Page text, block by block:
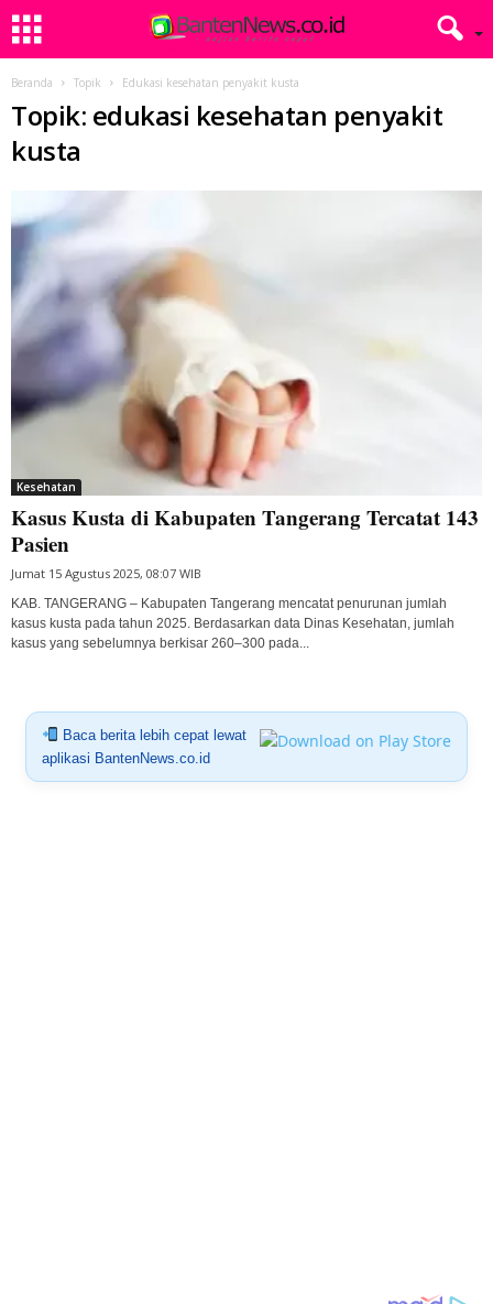
Beranda Topik Edukasi kesehatan penyakit kusta
Topik: edukasi kesehatan penyakit
kusta
Kesehatan
Kasus Kusta di Kabupaten Tangerang Tercatat 143
Pasien
Jumat 15 Agustus 2025, 08:07 WIB
KAB. TANGERANG – Kabupaten Tangerang mencatat penurunan jumlah
kasus kusta pada tahun 2025. Berdasarkan data Dinas Kesehatan, jumlah
kasus yang sebelumnya berkisar 260–300 pada...
Baca berita lebih cepat lewat
aplikasi BantenNews.co.id